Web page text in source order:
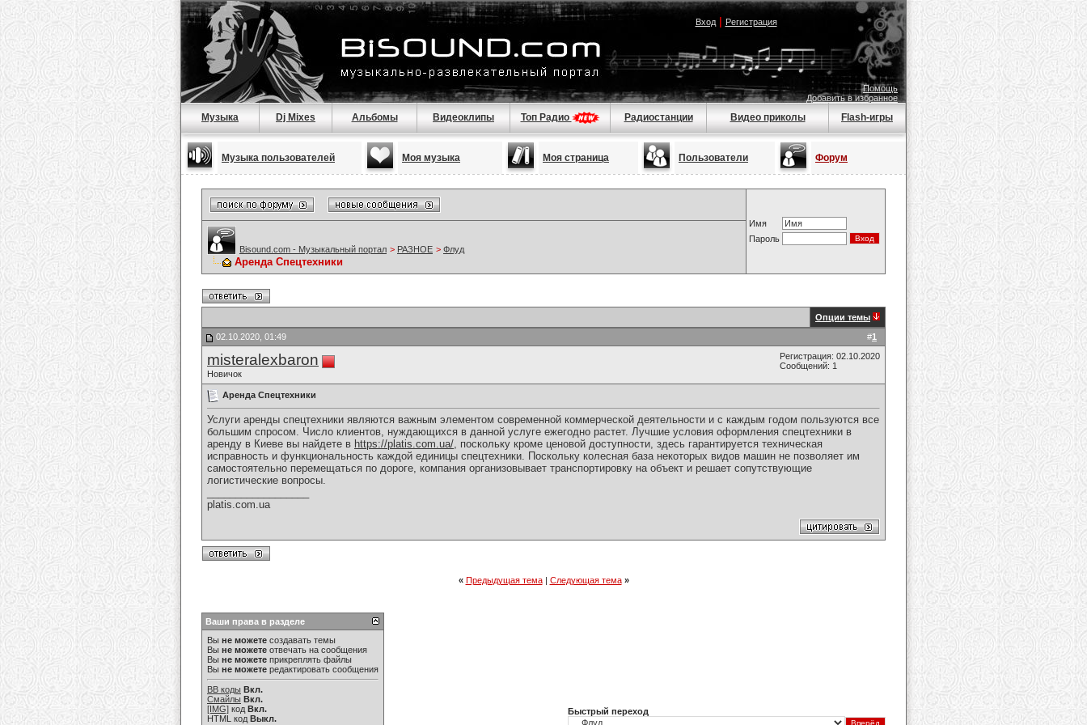
Вход| Регистрация
Помощь
Добавить в избранное
Музыка Dj Mixes Альбомы Видеоклипы Топ Радио Радиостанции Видео приколы Flash-игры
Музыка пользователей Моя музыка Моя страница Пользователи Форум
Имя
Пароль
Bisound.com - Музыкальный портал > РАЗНОЕ > Флуд
Аренда Спецтехники
Опции темы
#1
02.10.2020, 01:49
misteralexbaron
Новичок
Регистрация: 02.10.2020
Сообщений: 1
Аренда Спецтехники
Услуги аренды спецтехники являются важным элементом современной коммерческой деятельности и с каждым годом пользуются все
большим спросом. Число клиентов, нуждающихся в данной услуге ежегодно растет. Лучшие условия оформления спецтехники в
аренду в Киеве вы найдете в https://platis.com.ua/, поскольку кроме ценовой доступности, здесь гарантируется техническая
исправность и функциональность каждой единицы спецтехники. Поскольку колесная база некоторых видов машин не позволяет им
самостоятельно перемещаться по дороге, компания организовывает транспортировку на объект и решает сопутствующие
логистические вопросы.
platis.com.ua
« Предыдущая тема| Следующая тема »
Ваши права в разделе
Вы не можете создавать темы
Вы не можете отвечать на сообщения
Вы не можете прикреплять файлы
Вы не можете редактировать сообщения
BB коды Вкл.
Смайлы Вкл.
[IMG] код Вкл.
HTML код Выкл.
Быстрый переход